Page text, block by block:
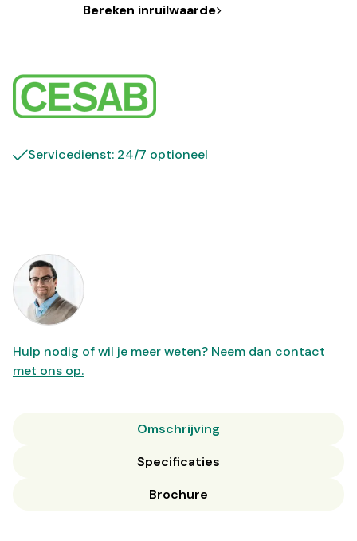
Bereken inruilwaarde
Servicedienst: 24/7 optioneel
Hulp nodig of wil je meer weten? Neem dan contact
met ons op.
Omschrijving
Specificaties
Brochure